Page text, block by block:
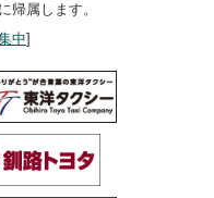
帰属します。
中]